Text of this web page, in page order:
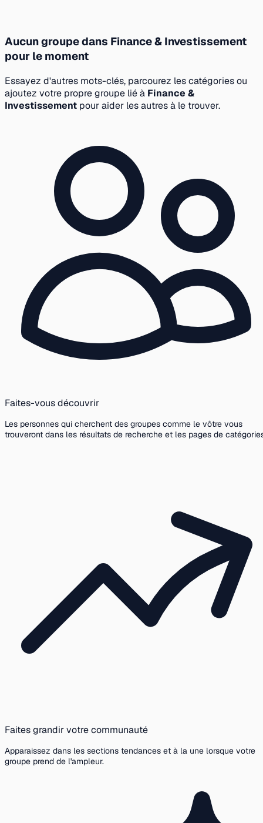
Aucun groupe dans Finance & Investissement
pour le moment
Essayez d'autres mots-clés, parcourez les catégories ou
ajoutez votre propre groupe lié à Finance &
Investissement pour aider les autres à le trouver.
Faites-vous découvrir
Les personnes qui cherchent des groupes comme le vôtre vous
trouveront dans les résultats de recherche et les pages de
Faites grandir votre communauté
Apparaissez dans les sections tendances et à la une lorsque votre
groupe prend de l'ampleur.